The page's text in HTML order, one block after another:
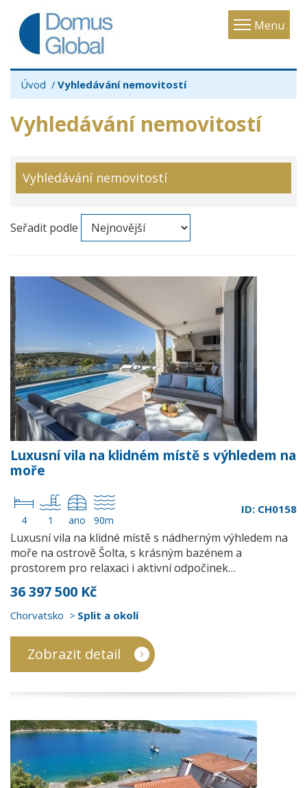
Menu
Toggle
Úvod Vyhledávání nemovitostí
Vyhledávání nemovitostí
Vyhledávání nemovitostí
Seřadit podle
Luxusní vila na klidném místě s výhledem na
moře
4 1 ano 90m
ID: CH0158
Luxusní vila na klidné místě s nádherným výhledem na
moře na ostrově Šolta, s krásným bazénem a
prostorem pro relaxaci i aktivní odpočinek…
36 397 500 Kč
Chorvatsko Split a okolí
Zobrazit detail